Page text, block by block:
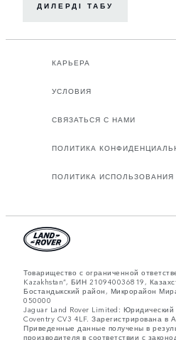
ДИЛЕРДІ ТАБУ
КАРЬЕРА
УСЛОВИЯ
СВЯЗАТЬСЯ С НАМИ
ПОЛИТИКА
ПОЛИТИКА ИСПОЛЬЗОВАНИЯ
Товарищество с ограниченной
Kazakhstan”, БИН 210940036819,
Бостандыкский район, Микрорайон
050000
Jaguar Land Rover Limited:
Coventry CV3 4LF. Зарегистрирована
Приведенные данные получены в
производителя в соответствии с